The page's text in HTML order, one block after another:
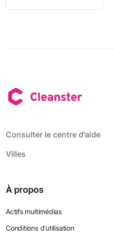
Consulter le centre d'aide
Villes
À propos
Actifs multimédias
Conditions d'utilisation